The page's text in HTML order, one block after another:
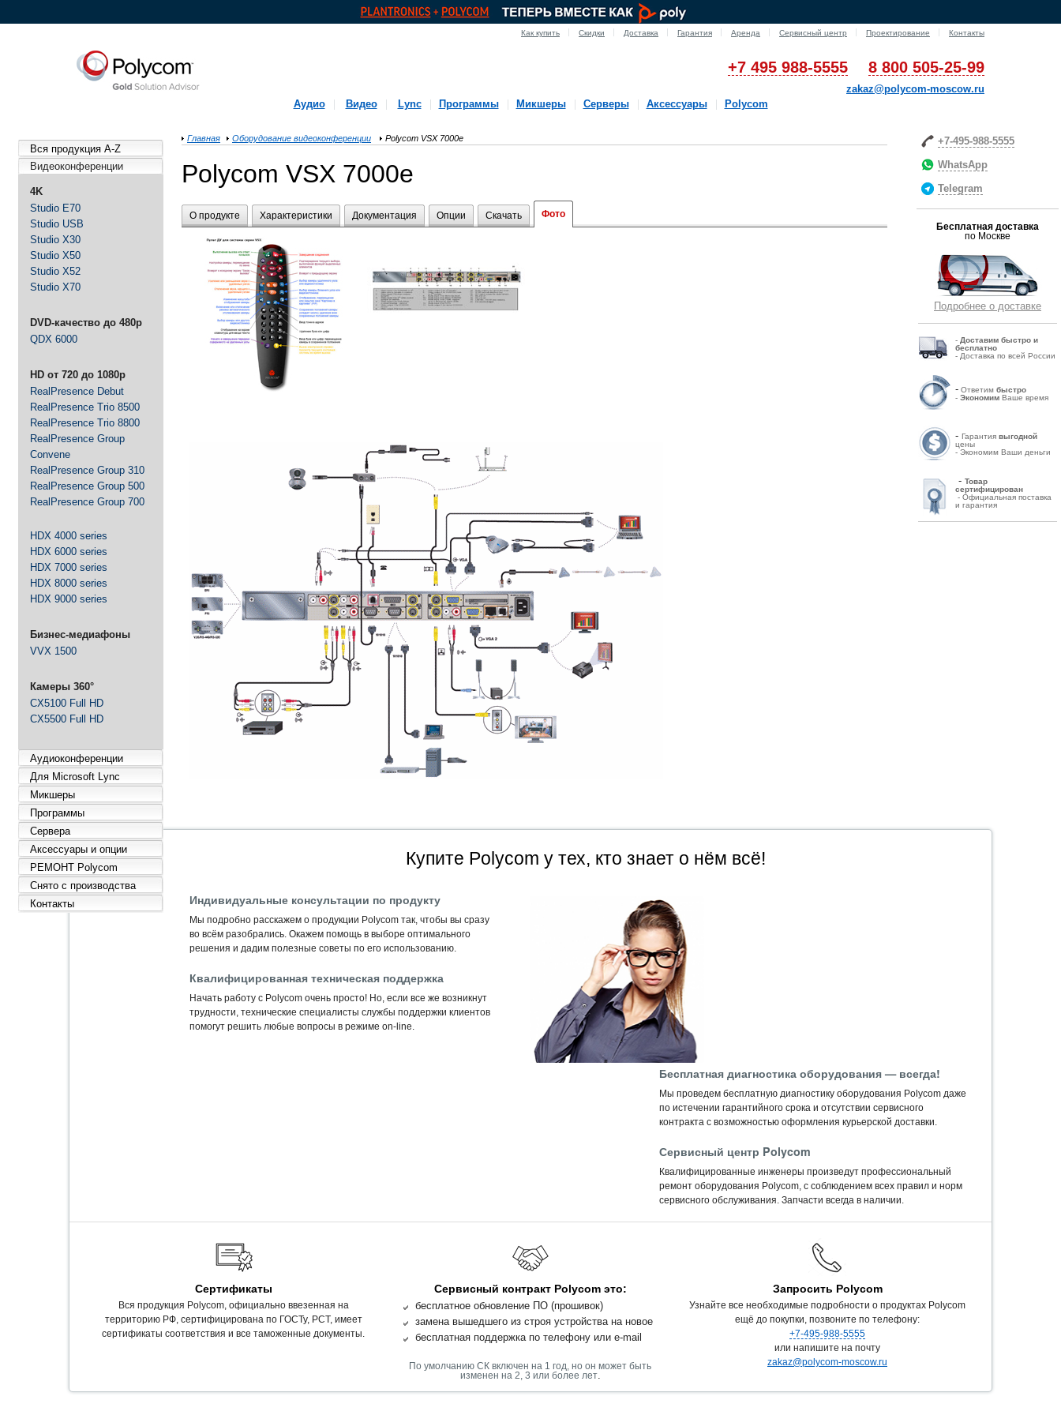
Как купить Скидки Доставка Гарантия Аренда Сервисный центр Проектирование Контакты
+7 495 988-5555 8 800 505-25-99
zakaz@polycom-moscow.ru
Аудио
Видео Lync Программы Микшеры Серверы Аксессуары Polycom
Вся продукция A-Z
Видеоконференции
4K
Studio E70
Studio USB
Studio X30
Studio X50
Studio X52
Studio X70
DVD-качество до 480p
QDX 6000
HD от 720 до 1080p
RealPresence Debut
RealPresence Trio 8500
RealPresence Trio 8800
RealPresence Group
Convene
RealPresence Group 310
RealPresence Group 500
RealPresence Group 700
HDX 4000 series
HDX 6000 series
HDX 7000 series
HDX 8000 series
HDX 9000 series
Бизнес-медиафоны
VVX 1500
Камеры 360°
CX5100 Full HD
CX5500 Full HD
Аудиоконференции
Для Microsoft Lync
Микшеры
Программы
Сервера
Аксессуары и опции
РЕМОНТ Polycom
Снято с производства
Контакты
+7-495-988-5555
WhatsApp
Telegram
Бесплатная доставка
по Москве
Подробнее о доставке
- Доставим быстро и
бесплатно
- Доставка по всей России
- Ответим быстро
- Экономим Ваше время
- Гарантия выгодной
цены
- Экономим Ваши деньги
- Товар
сертифицирован
- Официальная поставка
и гарантия
Главная Оборудование видеоконференции Polycom VSX 7000e
Polycom VSX 7000e
О продукте Характеристики Документация Опции Скачать Фото
Купите Polycom у тех, кто знает о нём всё!
Индивидуальные консультации по продукту
Мы подробно расскажем о продукции Polycom так, чтобы вы сразу
во всём разобрались. Окажем помощь в выборе оптимального
решения и дадим полезные советы по его использованию.
Квалифицированная техническая поддержка
Начать работу с Polycom очень просто! Но, если все же возникнут
трудности, технические специалисты службы поддержки клиентов
помогут решить любые вопросы в режиме on-line.
Бесплатная диагностика оборудования — всегда!
Мы проведем бесплатную диагностику оборудования Polycom даже
по истечении гарантийного срока и отсутствии сервисного
контракта с возможностью оформления курьерской доставки.
Сервисный центр Polycom
Квалифицированные инженеры произведут профессиональный
ремонт оборудования Polycom, c соблюдением всех правил и норм
сервисного обслуживания. Запчасти всегда в наличии.
Сертификаты
Вся продукция Polycom, официально ввезенная на
территорию РФ, сертифицирована по ГОСТу, РСТ, имеет
сертификаты соответствия и все таможенные документы.
Сервисный контракт Polycom это:
бесплатное обновление ПО (прошивок)
замена вышедшего из строя устройства на новое
бесплатная поддержка по телефону или e-mail
По умолчанию СК включен на 1 год, но он может быть
изменен на 2, 3 или более лет.
Запросить Polycom
Узнайте все необходимые подробности о продуктах Polycom
ещё до покупки, позвоните по телефону:
+7-495-988-5555
или напишите на почту
zakaz@polycom-moscow.ru